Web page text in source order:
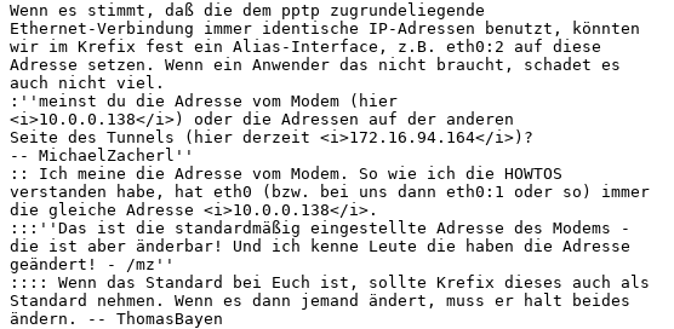
Wenn es stimmt, daß die dem pptp zugrundeliegende
Ethernet-Verbindung immer identische IP-Adressen benutzt, könnten
wir im Krefix fest ein Alias-Interface, z.B. eth0:2 auf diese
Adresse setzen. Wenn ein Anwender das nicht braucht, schadet es
auch nicht viel.
:''meinst du die Adresse vom Modem (hier
<i>10.0.0.138</i>) oder die Adressen auf der anderen
Seite des Tunnels (hier derzeit <i>172.16.94.164</i>)?
-- MichaelZacherl''
:: Ich meine die Adresse vom Modem. So wie ich die HOWTOS
verstanden habe, hat eth0 (bzw. bei uns dann eth0:1 oder so) immer
die gleiche Adresse <i>10.0.0.138</i>.
:::''Das ist die standardmäßig eingestellte Adresse des Modems -
die ist aber änderbar! Und ich kenne Leute die haben die Adresse
geändert! - /mz''
:::: Wenn das Standard bei Euch ist, sollte Krefix dieses auch als
Standard nehmen. Wenn es dann jemand ändert, muss er halt beides
ändern. -- ThomasBayen